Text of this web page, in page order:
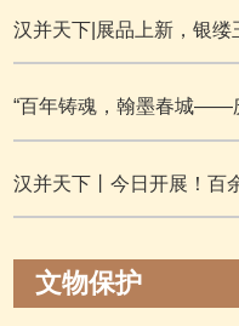
汉并天下|展品上新，银缕
“百年铸魂，翰墨春城——
汉并天下丨今日开展！百
文物保护